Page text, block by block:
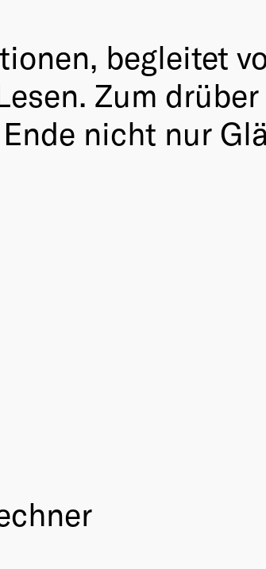
begleitet
Zum
nicht nur